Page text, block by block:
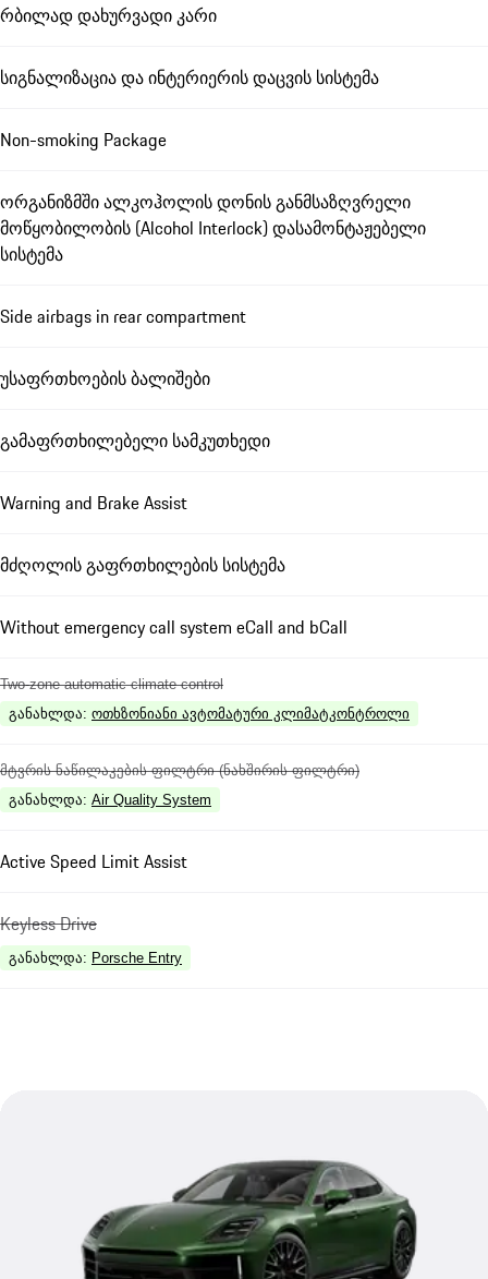
რბილად დახურვადი კარი
სიგნალიზაცია და ინტერიერის დაცვის სისტემა
Non-smoking Package
ორგანიზმში ალკოჰოლის დონის განმსაზღვრელი
მოწყობილობის (Alcohol Interlock) დასამონტაჟებელი
სისტემა
Side airbags in rear compartment
უსაფრთხოების ბალიშები
გამაფრთხილებელი სამკუთხედი
Warning and Brake Assist
მძღოლის გაფრთხილების სისტემა
Without emergency call system eCall and bCall
Two-zone automatic climate control
განახლდა: ოთხზონიანი ავტომატური კლიმატკონტროლი
მტვრის ნაწილაკების ფილტრი (ნახშირის ფილტრი)
განახლდა: Air Quality System
Active Speed Limit Assist
Keyless Drive
განახლდა: Porsche Entry